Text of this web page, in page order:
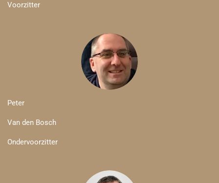
Voorzitter
Peter
Van den Bosch
Ondervoorzitter